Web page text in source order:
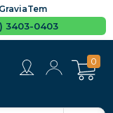
3403-0403
0